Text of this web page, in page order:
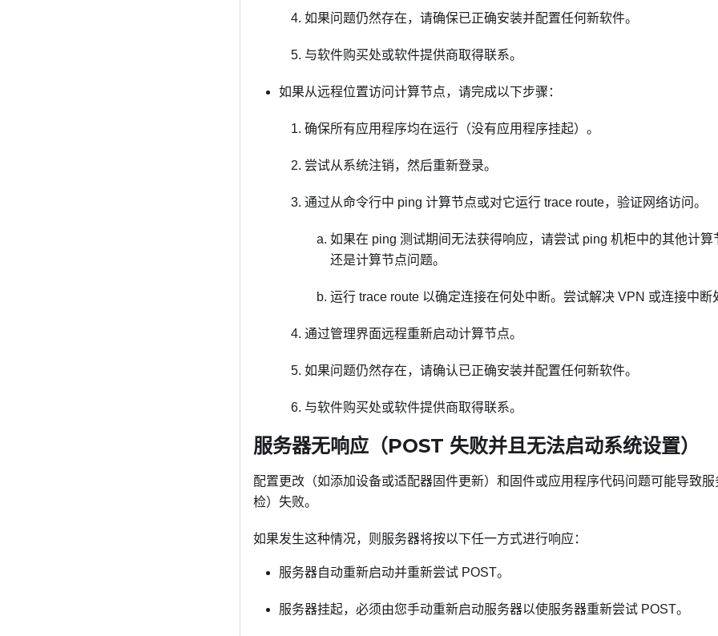
如果问题仍然存在，请确保已正确安装并配置任何新软件。
与软件购买处或软件提供商取得联系。
如果从远程位置访问计算节点，请完成以下步骤：
确保所有应用程序均在运行（没有应用程序挂起）。
尝试从系统注销，然后重新登录。
通过从命令行中 ping 计算节点或对它运行 trace route，验证网络访问。
如果在 ping 测试期间无法获得响应，请尝试 ping 机柜中的其他计
还是计算节点问题。
运行 trace route 以确定连接在何处中断。尝试解决 VPN 或连接中断
通过管理界面远程重新启动计算节点。
如果问题仍然存在，请确认已正确安装并配置任何新软件。
与软件购买处或软件提供商取得联系。
服务器无响应（POST 失败并且无法启动系统设置）
配置更改（如添加设备或适配器固件更新）和固件或应用程序代码问题可能导致
检）失败。
如果发生这种情况，则服务器将按以下任一方式进行响应：
服务器自动重新启动并重新尝试 POST。
服务器挂起，必须由您手动重新启动服务器以使服务器重新尝试 POST。